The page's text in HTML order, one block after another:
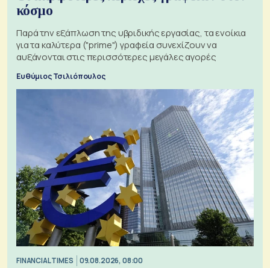
κόσμο
Παρά την εξάπλωση της υβριδικής εργασίας, τα ενοίκια
για τα καλύτερα ("prime") γραφεία συνεχίζουν να
αυξάνονται στις περισσότερες μεγάλες αγορές
Ευθύμιος Τσιλιόπουλος
FINANCIAL TIMES 09.08.2026, 08:00